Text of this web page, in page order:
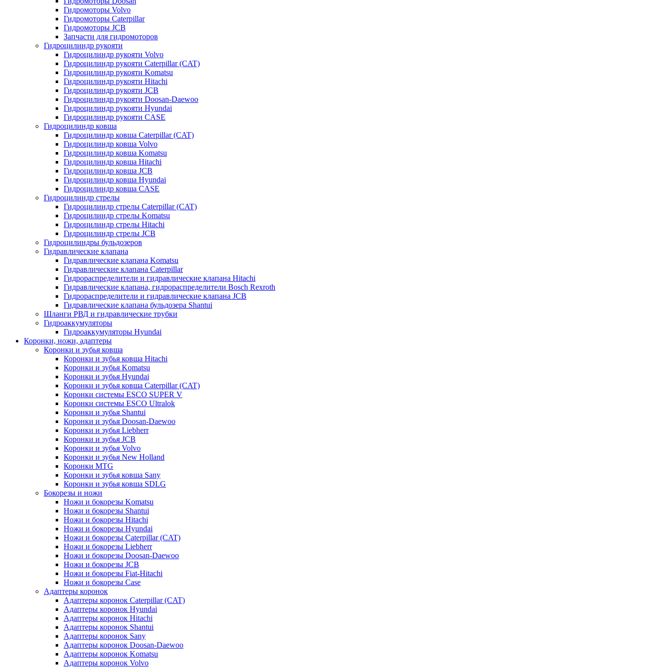
Гидромоторы Volvo
Гидромоторы Caterpillar
Гидромоторы JCB
Запчасти для гидромоторов
Гидроцилиндр рукояти
Гидроцилиндр рукояти Volvo
Гидроцилиндр рукояти Caterpillar (CAT)
Гидроцилиндр рукояти Komatsu
Гидроцилиндр рукояти Hitachi
Гидроцилиндр рукояти JCB
Гидроцилиндр рукояти Doosan-Daewoo
Гидроцилиндр рукояти Hyundai
Гидроцилиндр рукояти CASE
Гидроцилиндр ковша
Гидроцилиндр ковша Caterpillar (CAT)
Гидроцилиндр ковша Volvo
Гидроцилиндр ковша Komatsu
Гидроцилиндр ковша Hitachi
Гидроцилиндр ковша JCB
Гидроцилиндр ковша Hyundai
Гидроцилиндр ковша CASE
Гидроцилиндр стрелы
Гидроцилиндр стрелы Caterpillar (CAT)
Гидроцилиндр стрелы Komatsu
Гидроцилиндр стрелы Hitachi
Гидроцилиндр стрелы JCB
Гидроцилиндры бульдозеров
Гидравлические клапана
Гидравлические клапана Komatsu
Гидравлические клапана Caterpillar
Гидрораспределители и гидравлические клапана Hitachi
Гидравлические клапана, гидрораспределители Bosch Rexroth
Гидрораспределители и гидравлические клапана JCB
Гидравлические клапана бульдозера Shantui
Шланги РВД и гидравлические трубки
Гидроаккумуляторы
Гидроаккумуляторы Hyundai
Коронки, ножи, адаптеры
Коронки и зубья ковша
Коронки и зубья ковша Hitachi
Коронки и зубья Komatsu
Коронки и зубья Hyundai
Коронки и зубья ковша Caterpillar (CAT)
Коронки системы ESCO SUPER V
Коронки системы ESCO Ultralok
Коронки и зубья Shantui
Коронки и зубья Doosan-Daewoo
Коронки и зубья Liebherr
Коронки и зубья JCB
Коронки и зубья Volvo
Коронки и зубья New Holland
Коронки MTG
Коронки и зубья ковша Sany
Коронки и зубья ковша SDLG
Бокорезы и ножи
Ножи и бокорезы Komatsu
Ножи и бокорезы Shantui
Ножи и бокорезы Hitachi
Ножи и бокорезы Hyundai
Ножи и бокорезы Caterpillar (CAT)
Ножи и бокорезы Liebherr
Ножи и бокорезы Doosan-Daewoo
Ножи и бокорезы JCB
Ножи и бокорезы Fiat-Hitachi
Ножи и бокорезы Case
Адаптеры коронок
Адаптеры коронок Caterpillar (CAT)
Адаптеры коронок Hyundai
Адаптеры коронок Hitachi
Адаптеры коронок Shantui
Адаптеры коронок Sany
Адаптеры коронок Doosan-Daewoo
Адаптеры коронок Komatsu
Адаптеры коронок Volvo